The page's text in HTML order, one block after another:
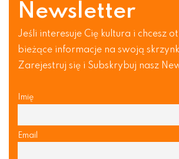
Newsletter
Jeśli interesuje Cię kultura i chcesz
bieżące informacje na swoją
Zarejestruj się i Subskrybuj nasz
Imię
Email